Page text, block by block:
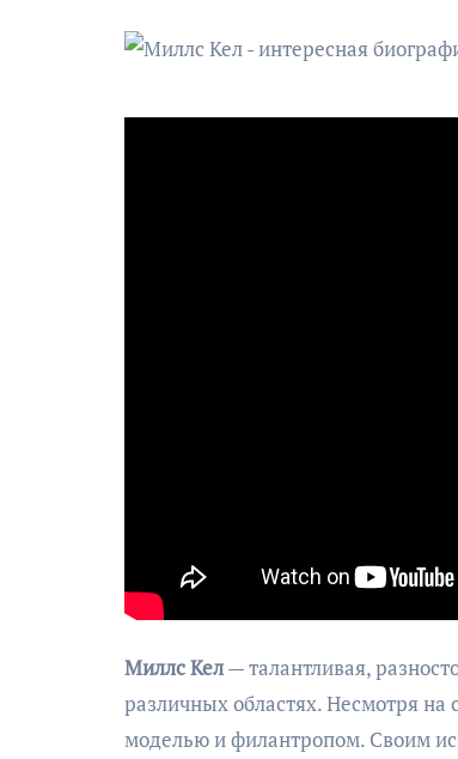
Миллс Кел— талантливая,
различных областях. Несмотря на
моделью и филантропом. Своим